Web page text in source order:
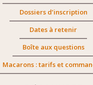
Dossiers d’inscription
Dates à retenir
Boîte aux questions
Macarons : tarifs et